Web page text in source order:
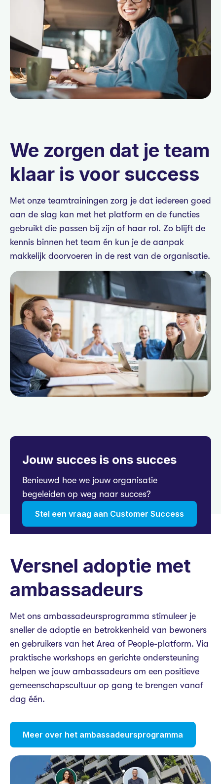
We zorgen dat je team
klaar is voor success
Met onze teamtrainingen zorg je dat iedereen goed
aan de slag kan met het platform en de functies
gebruikt die passen bij zijn of haar rol. Zo blijft de
kennis binnen het team én kun je de aanpak
makkelijk doorvoeren in de rest van de organisatie.
Jouw succes is ons succes
Benieuwd hoe we jouw organisatie
begeleiden op weg naar succes?
Stel een vraag aan Customer Success
Versnel adoptie met
ambassadeurs
Met ons ambassadeursprogramma stimuleer je
sneller de adoptie en betrokkenheid van bewoners
en gebruikers van het Area of People-platform. Via
praktische workshops en gerichte ondersteuning
helpen we jouw ambassadeurs om een positieve
gemeenschapscultuur op gang te brengen vanaf
dag één.
Meer over het ambassadeursprogramma